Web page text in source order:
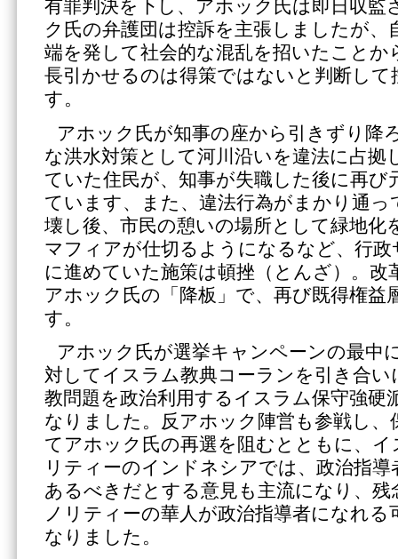
有罪判決を下し、アホック氏は即日収監
ク氏の弁護団は控訴を主張しましたが、
端を発して社会的な混乱を招いたことか
長引かせるのは得策ではないと判断し
す。
アホック氏が知事の座から引きずり降
な洪水対策として河川沿いを違法に占拠
ていた住民が、知事が失職した後に再び
ています、また、違法行為がまかり通っ
壊し後、市民の憩いの場所として緑地化
マフィアが仕切るようになるなど、行
に進めていた施策は頓挫（とんざ）。改
アホック氏の「降板」で、再び既得権益
す。
アホック氏が選挙キャンペーンの最中
対してイスラム教典コーランを引き合
教問題を政治利用するイスラム保守強硬
なりました。反アホック陣営も参戦し、
てアホック氏の再選を阻むとともに、
リティーのインドネシアでは、政治指
あるべきだとする意見も主流になり、
ノリティーの華人が政治指導者になれる
なりました。